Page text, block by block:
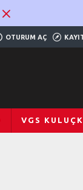
OTURUM AÇ
VGS